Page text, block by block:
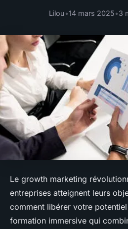
Lilou•14 mars 2025•3
Le growth marketing
entreprises atteignent leurs
comment libérer votre
formation immersive qui